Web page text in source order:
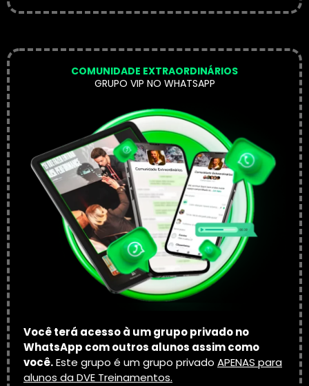
COMUNIDADE EXTRAORDINÁRIOS
GRUPO VIP NO WHATSAPP
Você terá acesso à um grupo privado no
WhatsApp com outros alunos assim como
você.Este grupo é um grupo privado APENAS para
alunos da DVE Treinamentos.